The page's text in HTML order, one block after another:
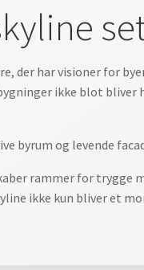
der har visioner for
ikke blot bliver
byrum og levende
rammer for trygge
ikke kun bliver et